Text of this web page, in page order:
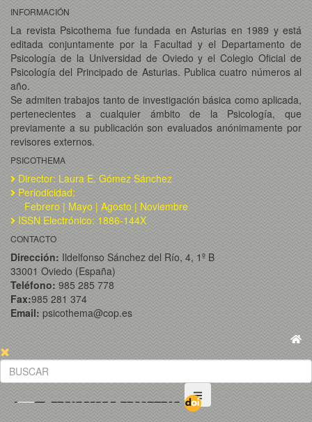
INFORMACIÓN
La revista Psicothema fue fundada en Asturias en 1989 y está
editada conjuntamente por la Facultad y el Departamento de
Psicología de la Universidad de Oviedo y el Colegio Oficial de
Psicología del Principado de Asturias. Publica cuatro números al
año.
Se admiten trabajos tanto de investigación básica como aplicada,
pertenecientes a cualquier ámbito de la Psicología, que
previamente a su publicación son evaluados anónimamente por
revisores externos.
PSICOTHEMA
Director: Laura E. Gómez Sánchez
Periodicidad:
Febrero | Mayo | Agosto | Noviembre
ISSN Electrónico: 1886-144X
CONTACTO
Dirección: Ildelfonso Sánchez del Río, 4, 1º B
33001 Oviedo (España)
Teléfono: 985 285 778
Fax:985 281 374
Email: psicothema@cop.es